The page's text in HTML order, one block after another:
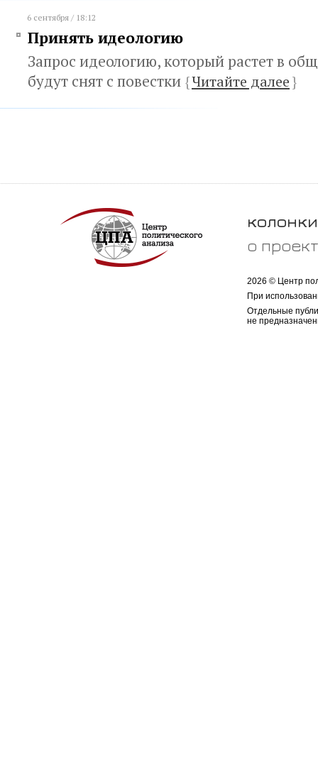
6 сентября / 18:12
Принять идеологию
Запрос идеологию, который растет в
будут снят с повестки {Читайте далее}
колонки
о
2026 © Центр
При
Отдельные
не